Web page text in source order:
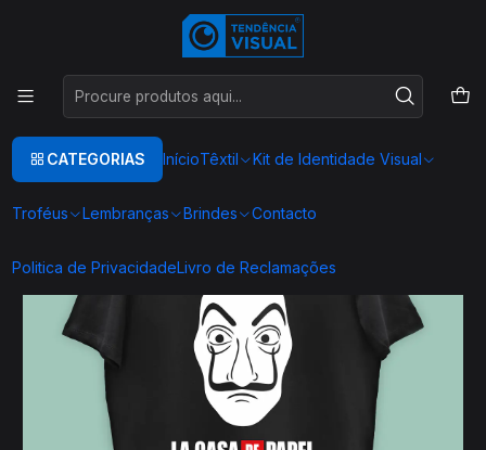
CATEGORIAS InícioTêxtil Kit de Identidade Visual
Troféus Lembranças Brindes Contacto
Politica de PrivacidadeLivro de Reclamações
Este é o texto do slideLer mais